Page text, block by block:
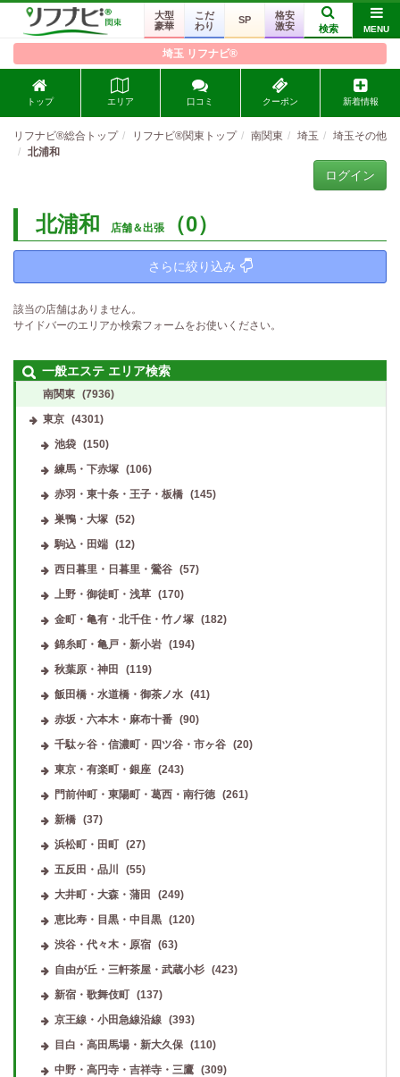
大型
豪華
こだ
わり
SP
格安
激安
検索 MENU
埼玉 リフナビ®
トップ エリア 口コミ クーポン 新着情報
リフナビ®総合トップ リフナビ®関東トップ 南関東 埼玉
埼玉その他
北浦和
ログイン
北浦和 店舗＆出張 （0）
さらに絞り込み
該当の店舗はありません。
サイドバーのエリアか検索フォームをお使いください。
一般エステ エリア検索
南関東 (7936)
東京 (4301)
池袋
(150)
練馬・下赤塚
(106)
赤羽・東十条・王子・板橋
(145)
巣鴨・大塚
(52)
駒込・田端
(12)
西日暮里・日暮里・鶯谷
(57)
上野・御徒町・浅草
(170)
金町・亀有・北千住・竹ノ塚
(182)
錦糸町・亀戸・新小岩
(194)
秋葉原・神田
(119)
飯田橋・水道橋・御茶ノ水
(41)
赤坂・六本木・麻布十番
(90)
千駄ヶ谷・信濃町・四ツ谷・市ヶ谷
(20)
東京・有楽町・銀座
(243)
門前仲町・東陽町・葛西・南行徳
(261)
新橋
(37)
浜松町・田町
(27)
五反田・品川
(55)
大井町・大森・蒲田
(249)
恵比寿・目黒・中目黒
(120)
渋谷・代々木・原宿
(63)
自由が丘・三軒茶屋・武蔵小杉
(423)
新宿・歌舞伎町
(137)
京王線・小田急線沿線
(393)
目白・高田馬場・新大久保
(110)
中野・高円寺・吉祥寺・三鷹
(309)